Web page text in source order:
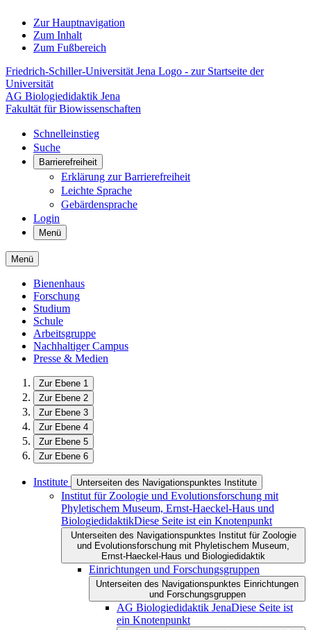
Zur Hauptnavigation
Zum Inhalt
Zum Fußbereich
Friedrich-Schiller-Universität Jena Logo - zur Startseite der
Universität
AG Biologiedidaktik Jena
Fakultät für Biowissenschaften
Schnelleinstieg
Suche
Barrierefreiheit
Erklärung zur Barrierefreiheit
Leichte Sprache
Gebärdensprache
Login
Menü
Menü
Bienenhaus
Forschung
Studium
Schule
Arbeitsgruppe
Nachhaltiger Campus
Presse & Medien
Zur Ebene 1
Zur Ebene 2
Zur Ebene 3
Zur Ebene 4
Zur Ebene 5
Zur Ebene 6
Institute Unterseiten des Navigationspunktes Institute
Institut für Zoologie und Evolutionsforschung mit
Phyletischem Museum, Ernst-Haeckel-Haus und
BiologiedidaktikDiese Seite ist ein Knotenpunkt
Unterseiten des Navigationspunktes Institut für Zoologie
und Evolutionsforschung mit Phyletischem Museum,
Ernst-Haeckel-Haus und Biologiedidaktik
Einrichtungen und Forschungsgruppen
Unterseiten des Navigationspunktes Einrichtungen
und Forschungsgruppen
AG Biologiedidaktik JenaDiese Seite ist
ein Knotenpunkt